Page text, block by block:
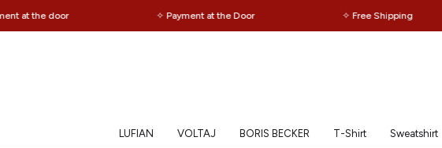
the door ✧ Payment at the Door ✧ Free Shipping
LUFIAN VOLTAJ BORIS BECKER T-Shirt Sweatshirt